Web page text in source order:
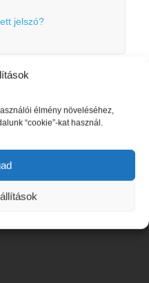
élmény növeléséhez,
“cookie”-kat használ.
jelszó?